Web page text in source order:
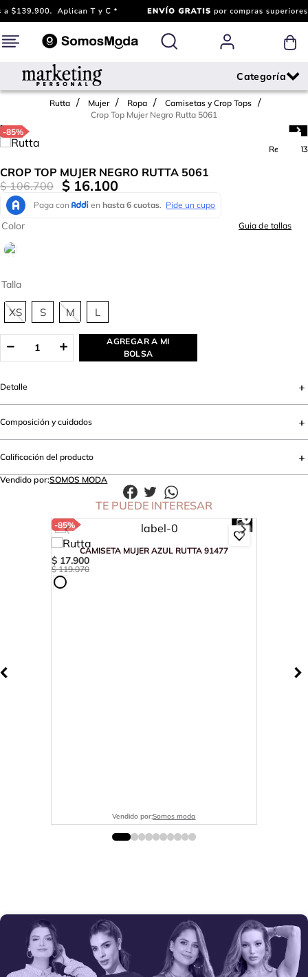
Rutta Mujer Ropa
Camisetas y Crop Tops
Crop Top Mujer Negro Rutta 5061
-85%
Ref.
712113
CROP TOP MUJER NEGRO RUTTA 5061
$ 106.700 $ 16.100
Talla
XS S M L
Color Guia de tallas
AGREGAR A MI
BOLSA
Detalle
Composición y cuidados
Calificación del producto
Vendido por:SOMOS MODA
TE PUEDE INTERESAR
-85%
CAMISETA MUJER AZUL RUTTA 91477
$ 17.900
$ 119.070
Vendido por:Somos moda